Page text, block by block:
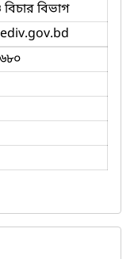
বিভাগ